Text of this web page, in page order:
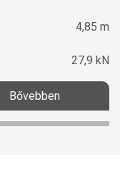
4,85 m
27,9 kN
Bővebben